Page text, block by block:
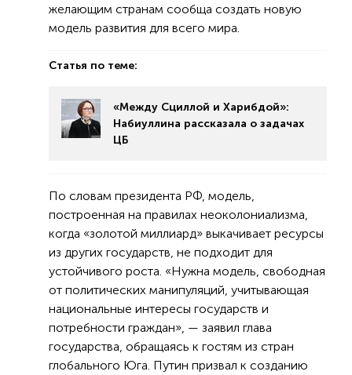
желающим странам сообща создать новую
модель развития для всего мира.
Статья по теме:
«Между Сциллой и Харибдой»:
Набиуллина рассказала о задачах
ЦБ
По словам президента РФ, модель,
построенная на правилах неоколониализма,
когда «золотой миллиард» выкачивает ресурсы
из других государств, не подходит для
устойчивого роста. «Нужна модель, свободная
от политических манипуляций, учитывающая
национальные интересы государств и
потребности граждан», — заявил глава
государства, обращаясь к гостям из стран
глобального Юга. Путин призвал к созданию